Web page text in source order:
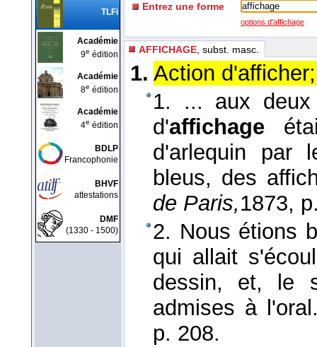
TLFi
Académie
9e édition
Académie
8e édition
Académie
4e édition
BDLP
Francophonie
BHVF
attestations
DMF
(1330 - 1500)
Entrez une forme
options d'affichage
AFFICHAGE , subst. masc.
1. Action
1. ... aux deux
d'affichage
d'arlequin par
bleus, des
de Paris,1873,
2. Nous étions
qui allait
dessin, et, le
admises à
p. 208.